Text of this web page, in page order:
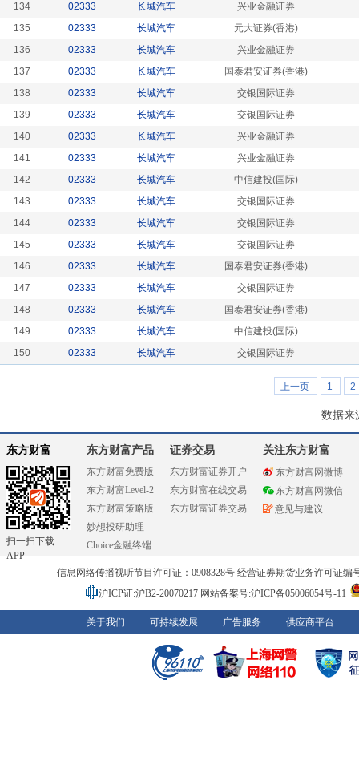
134
02333 长城汽车
兴业金融证券
135
02333 长城汽车
元大证券(香港)
136
02333 长城汽车
兴业金融证券
137
02333 长城汽车
国泰君安证券(香港)
138
02333 长城汽车
交银国际证券
139
02333 长城汽车
交银国际证券
140
02333 长城汽车
兴业金融证券
141
02333 长城汽车
兴业金融证券
142
02333 长城汽车
中信建投(国际)
143
02333 长城汽车
交银国际证券
144
02333 长城汽车
交银国际证券
145
02333 长城汽车
交银国际证券
146
02333 长城汽车
国泰君安证券(香港)
147
02333 长城汽车
交银国际证券
148
02333 长城汽车
国泰君安证券(香港)
149
02333 长城汽车
中信建投(国际)
150
02333 长城汽车 交银国际证券
上一页 1 2
数据来
东方财富
扫一扫下载
APP
东方财富产品
东方财富免费版
东方财富Level-2
东方财富策略版
妙想投研助理
Choice金融终端
证券交易
东方财富证券开户
东方财富在线交易
东方财富证券交易
关注东方财富
东方财富网微博
东方财富网微信
意见与建议
信息网络传播视听节目许可证：0908328号 经营证券期货业务许可证编
沪ICP证:沪B2-20070217 网站备案号:沪ICP备05006054号-11
关于我们 可持续发展 广告服务 供应商平台